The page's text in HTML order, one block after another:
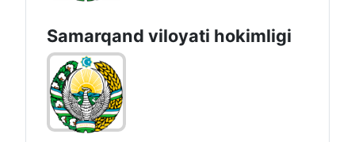
Namangan vilоyati hоkimligi